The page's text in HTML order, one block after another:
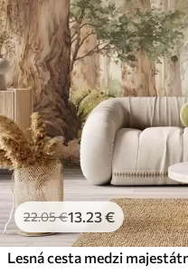
22.05€13 .23€